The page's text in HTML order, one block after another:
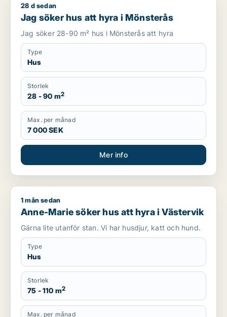
Jag söker hus att hyra i Mönsterås
28 d sedan
Jag söker hus att hyra i Mönsterås
Jag söker 28-90 m² hus i Mönsterås att hyra
Type
Hus
Storlek
28 - 90 m2
Max. per månad
7 000 SEK
Mer info
Anne-Marie söker hus att hyra i Västervik
1 mån sedan
Anne-Marie söker hus att hyra i Västervik
Gärna lite utanför stan. Vi har husdjur, katt och hund.
Type
Hus
Storlek
75 - 110 m2
Max. per månad